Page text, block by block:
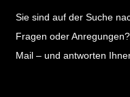
Sie sind auf der Suche
Fragen oder Anregungen?
Mail – und antworten